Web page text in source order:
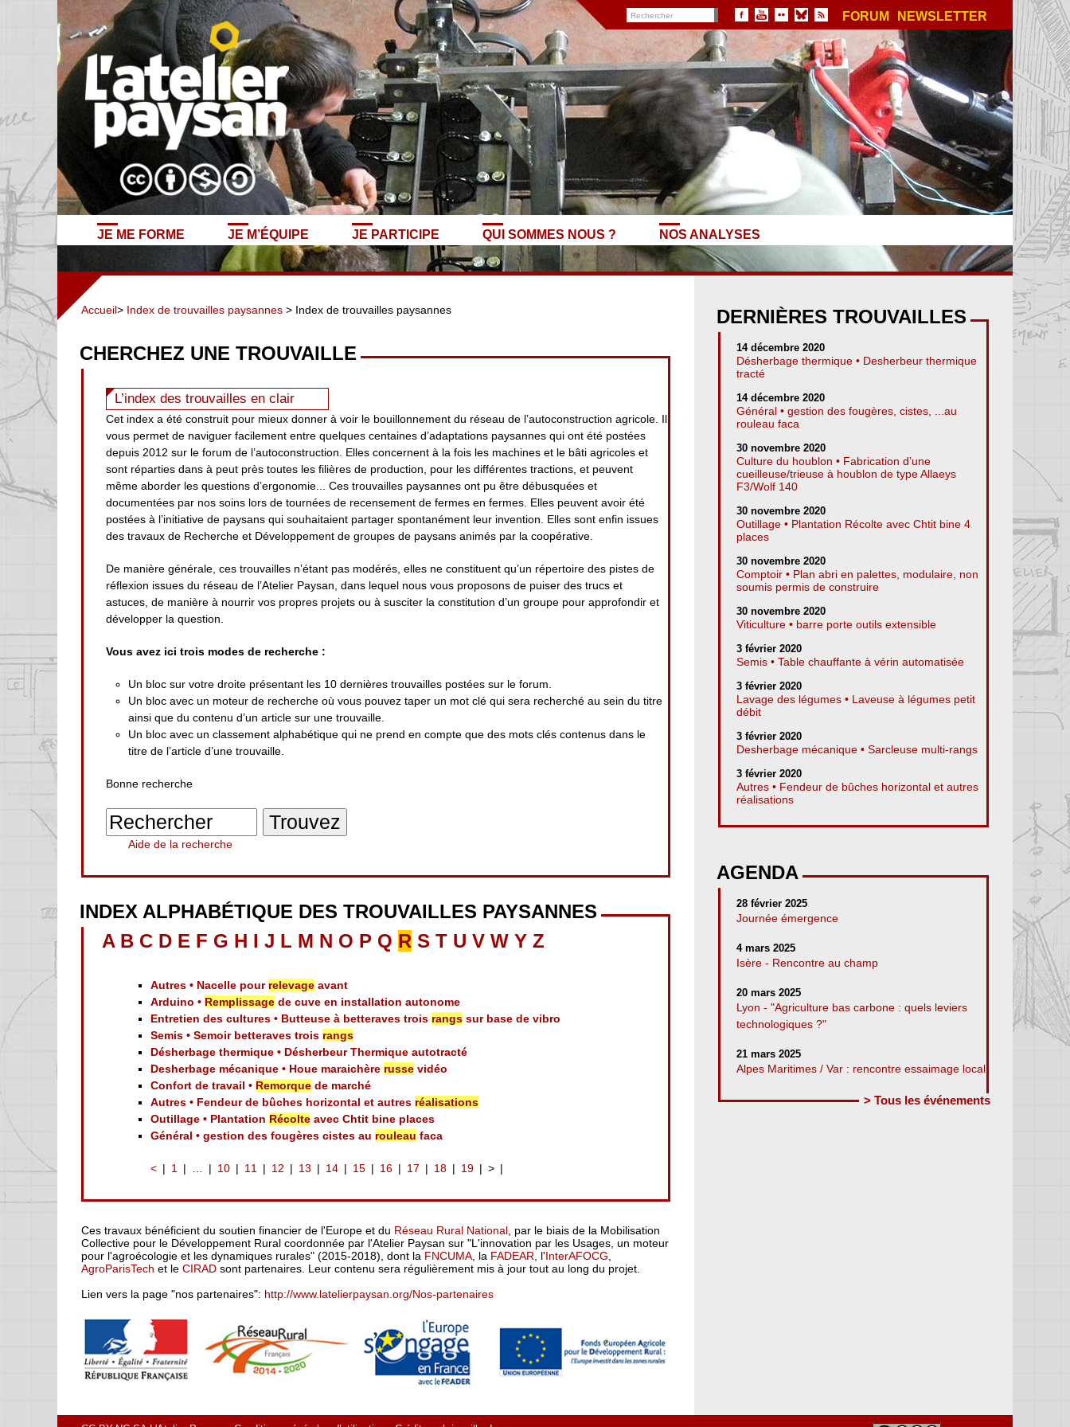
FORUM NEWSLETTER
JE ME FORME JE M’ÉQUIPE JE PARTICIPE QUI SOMMES NOUS ? NOS ANALYSES
Accueil> Index de trouvailles paysannes > Index de trouvailles paysannes
CHERCHEZ UNE TROUVAILLE
L’index des trouvailles en clair
Cet index a été construit pour mieux donner à voir le bouillonnement du réseau de l’autoconstruction agricole. Il
vous permet de naviguer facilement entre quelques centaines d’adaptations paysannes qui ont été postées
depuis 2012 sur le forum de l’autoconstruction. Elles concernent à la fois les machines et le bâti agricoles et
sont réparties dans à peut près toutes les filières de production, pour les différentes tractions, et peuvent
même aborder les questions d’ergonomie... Ces trouvailles paysannes ont pu être débusquées et
documentées par nos soins lors de tournées de recensement de fermes en fermes. Elles peuvent avoir été
postées à l’initiative de paysans qui souhaitaient partager spontanément leur invention. Elles sont enfin issues
des travaux de Recherche et Développement de groupes de paysans animés par la coopérative.
De manière générale, ces trouvailles n’étant pas modérés, elles ne constituent qu’un répertoire des pistes de
réflexion issues du réseau de l’Atelier Paysan, dans lequel nous vous proposons de puiser des trucs et
astuces, de manière à nourrir vos propres projets ou à susciter la constitution d’un groupe pour approfondir et
développer la question.
Vous avez ici trois modes de recherche :
Un bloc sur votre droite présentant les 10 dernières trouvailles postées sur le forum.
Un bloc avec un moteur de recherche où vous pouvez taper un mot clé qui sera recherché au sein du titre
ainsi que du contenu d’un article sur une trouvaille.
Un bloc avec un classement alphabétique qui ne prend en compte que des mots clés contenus dans le
titre de l’article d’une trouvaille.
Bonne recherche
Aide de la recherche
INDEX ALPHABÉTIQUE DES TROUVAILLES PAYSANNES
A B C D E F G H I J L M N O P Q R S T U V W Y Z
Autres • Nacelle pour relevage avant
Arduino • Remplissage de cuve en installation autonome
Entretien des cultures • Butteuse à betteraves trois rangs sur base de vibro
Semis • Semoir betteraves trois rangs
Désherbage thermique • Désherbeur Thermique autotracté
Desherbage mécanique • Houe maraichère russe vidéo
Confort de travail • Remorque de marché
Autres • Fendeur de bûches horizontal et autres réalisations
Outillage • Plantation Récolte avec Chtit bine places
Général • gestion des fougères cistes au rouleau faca
< 1 … 10 11 12 13 14 15 16 17 18 19 >
Ces travaux bénéficient du soutien financier de l'Europe et du Réseau Rural National, par le biais de la Mobilisation
Collective pour le Développement Rural coordonnée par l'Atelier Paysan sur "L'innovation par les Usages, un moteur
pour l'agroécologie et les dynamiques rurales" (2015-2018), dont la FNCUMA, la FADEAR, l'InterAFOCG,
AgroParisTech et le CIRAD sont partenaires. Leur contenu sera régulièrement mis à jour tout au long du projet.
Lien vers la page "nos partenaires": http://www.latelierpaysan.org/Nos-partenaires
DERNIÈRES TROUVAILLES
14 décembre 2020
Désherbage thermique • Desherbeur thermique
tracté
14 décembre 2020
Général • gestion des fougères, cistes, ...au
rouleau faca
30 novembre 2020
Culture du houblon • Fabrication d’une
cueilleuse/trieuse à houblon de type Allaeys
F3/Wolf 140
30 novembre 2020
Outillage • Plantation Récolte avec Chtit bine 4
places
30 novembre 2020
Comptoir • Plan abri en palettes, modulaire, non
soumis permis de construire
30 novembre 2020
Viticulture • barre porte outils extensible
3 février 2020
Semis • Table chauffante à vérin automatisée
3 février 2020
Lavage des légumes • Laveuse à légumes petit
débit
3 février 2020
Desherbage mécanique • Sarcleuse multi-rangs
3 février 2020
Autres • Fendeur de bûches horizontal et autres
réalisations
AGENDA
28 février 2025
Journée émergence
4 mars 2025
Isère - Rencontre au champ
20 mars 2025
Lyon - "Agriculture bas carbone : quels leviers
technologiques ?"
21 mars 2025
Alpes Maritimes / Var : rencontre essaimage local
> Tous les événements